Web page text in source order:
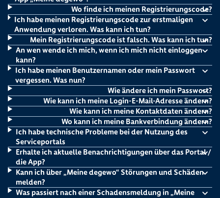
Wo finde ich meinen Registrierungscode?
Ich habe meinen Registrierungscode zur erstmaligen
Anwendung verloren. Was kann ich tun?
Mein Registrierungscode ist falsch. Was kann ich tun?
An wen wende ich mich, wenn ich mich nicht einloggen
kann?
Ich habe meinen Benutzernamen oder mein Passwort
vergessen. Was nun?
Wie ändere ich mein Passwort?
Wie kann ich meine Login-E-Mail-Adresse ändern?
Wie kann ich meine Kontaktdaten ändern?
Wo kann ich meine Bankverbindung ändern?
Ich habe technische Probleme bei der Nutzung des
Serviceportals
Erhalte ich aktuelle Benachrichtigungen über das Portal /
die App?
Kann ich über „Meine degewo“ Störungen und Schäden
melden?
Was passiert nach einer Schadensmeldung in „Meine